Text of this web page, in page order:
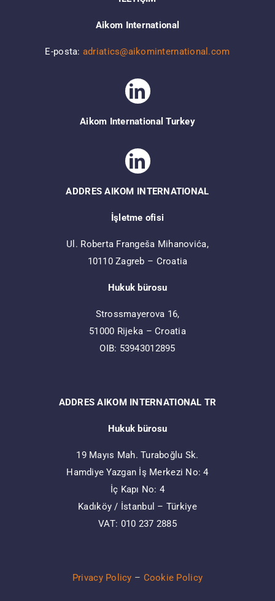
Aikom International
E-posta: adriatics@aikominternational.com
Aikom International Turkey
ADDRES AIKOM INTERNATIONAL
İşletme ofisi
Ul. Roberta Frangeša Mihanovića,
10110 Zagreb – Croatia
Hukuk bürosu
Strossmayerova 16,
51000 Rijeka – Croatia
OIB: 53943012895
ADDRES AIKOM INTERNATIONAL TR
Hukuk bürosu
19 Mayıs Mah. Turaboğlu Sk.
Hamdiye Yazgan İş Merkezi No: 4
İç Kapı No: 4
Kadıköy / İstanbul – Türkiye
VAT: 010 237 2885
Privacy Policy – Cookie Policy